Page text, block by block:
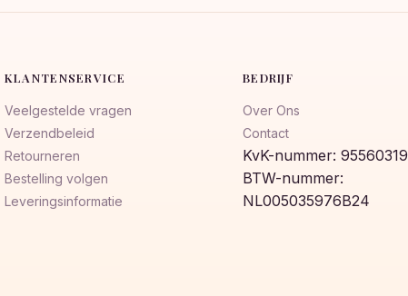
KLANTENSERVICE
Veelgestelde vragen
Verzendbeleid
Retourneren
Bestelling volgen
Leveringsinformatie
BEDRIJF
Over Ons
Contact
KvK-nummer: 95560319
BTW-nummer:
NL005035976B24